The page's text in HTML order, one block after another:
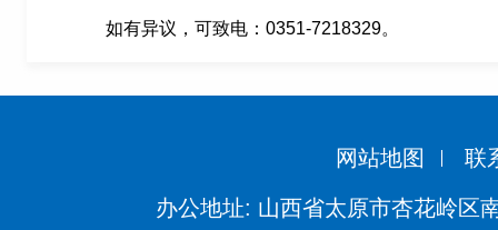
如有异议，可致电： 0351-7218329。
网站地图 联
办公地址: 山西省太原市杏花岭区